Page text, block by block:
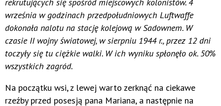
września w godzinach przedpołudniowych Luftwaffe
dokonała nalotu na stację kolejową w Sadownem. W
czasie II wojny światowej, w sierpniu 1944 r., przez 12 dni
toczyły się tu ciężkie walki. W ich wyniku spłonęło ok. 50%
wszystkich zagród.
Na początku wsi, z lewej warto zerknąć na ciekawe
rzeźby przed posesją pana Mariana, a następnie na